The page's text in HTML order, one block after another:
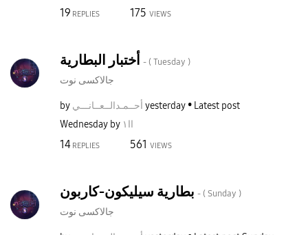
19 REPLIES 175 VIEWS
- ( Tuesday )
جالاكسى نوت
by أحــمـدالــعــانـــي yesterday
Latest post
Wednesday by اا١
14REPLIES 561 VIEWS
- ( Sunday )
جالاكسى نوت